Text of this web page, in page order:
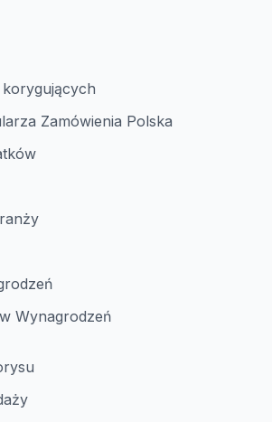
Zamówienia Polska
Wynagrodzeń